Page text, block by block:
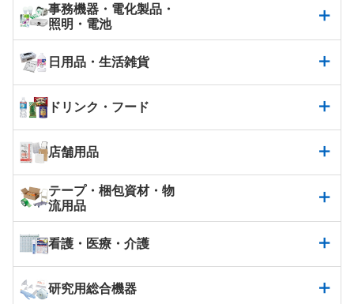
事務機器・電化製品・
照明・電池
日用品・生活雑貨
ドリンク・フード
店舗用品
テープ・梱包資材・物
流用品
看護・医療・介護
研究用総合機器